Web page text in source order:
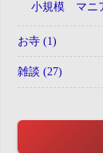
小規模 マニ
お寺 (1)
雑談 (27)